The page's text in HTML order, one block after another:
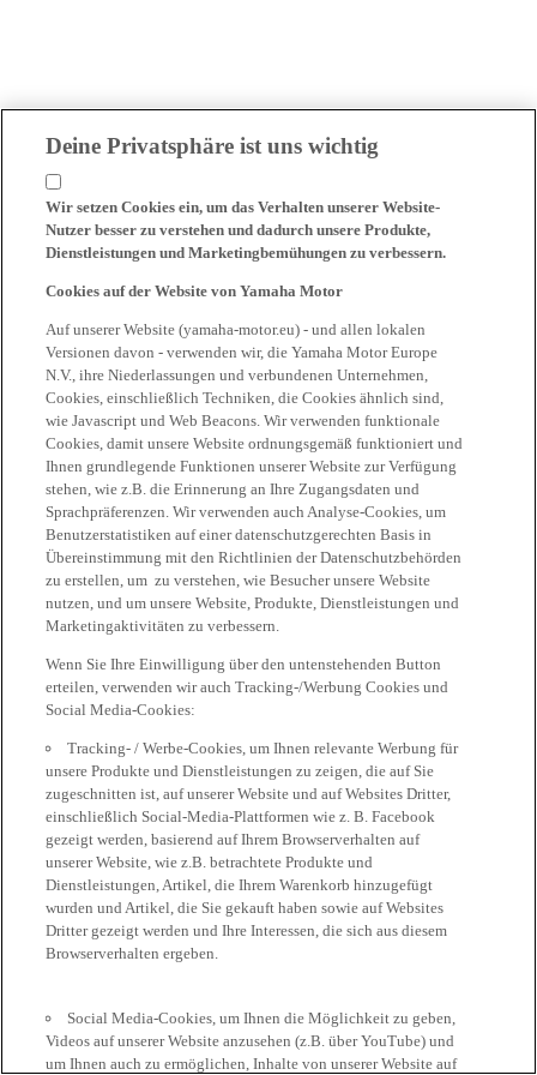
Deine Privatsphäre ist uns wichtig
Wir setzen Cookies ein, um das Verhalten unserer Website-
Nutzer besser zu verstehen und dadurch unsere Produkte,
Dienstleistungen und Marketingbemühungen zu verbessern.
Cookies auf der Website von Yamaha Motor
Auf unserer Website (yamaha-motor.eu) - und allen lokalen
Versionen davon - verwenden wir, die Yamaha Motor Europe
N.V., ihre Niederlassungen und verbundenen Unternehmen,
Cookies, einschließlich Techniken, die Cookies ähnlich sind,
wie Javascript und Web Beacons. Wir verwenden funktionale
Cookies, damit unsere Website ordnungsgemäß funktioniert und
Ihnen grundlegende Funktionen unserer Website zur Verfügung
stehen, wie z.B. die Erinnerung an Ihre Zugangsdaten und
Sprachpräferenzen. Wir verwenden auch Analyse-Cookies, um
Benutzerstatistiken auf einer datenschutzgerechten Basis in
Übereinstimmung mit den Richtlinien der Datenschutzbehörden
zu erstellen, um zu verstehen, wie Besucher unsere Website
nutzen, und um unsere Website, Produkte, Dienstleistungen und
Marketingaktivitäten zu verbessern.
Wenn Sie Ihre Einwilligung über den untenstehenden Button
erteilen, verwenden wir auch Tracking-/Werbung Cookies und
Social Media-Cookies:
Tracking- / Werbe-Cookies, um Ihnen relevante Werbung für
unsere Produkte und Dienstleistungen zu zeigen, die auf Sie
zugeschnitten ist, auf unserer Website und auf Websites Dritter,
einschließlich Social-Media-Plattformen wie z. B. Facebook
gezeigt werden, basierend auf Ihrem Browserverhalten auf
unserer Website, wie z.B. betrachtete Produkte und
Dienstleistungen, Artikel, die Ihrem Warenkorb hinzugefügt
wurden und Artikel, die Sie gekauft haben sowie auf Websites
Dritter gezeigt werden und Ihre Interessen, die sich aus diesem
Browserverhalten ergeben.
Social Media-Cookies, um Ihnen die Möglichkeit zu geben,
Videos auf unserer Website anzusehen (z.B. über YouTube) und
um Ihnen auch zu ermöglichen, Inhalte von unserer Website auf